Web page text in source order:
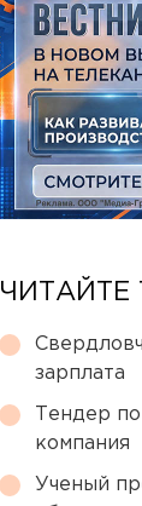
ЧИТАЙТЕ
зарплата
Тендер
компания
Ученый